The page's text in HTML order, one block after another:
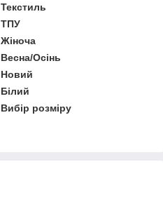
Текстиль
ТПУ
Жіноча
Весна/Осінь
Новий
Білий
Вибір розміру